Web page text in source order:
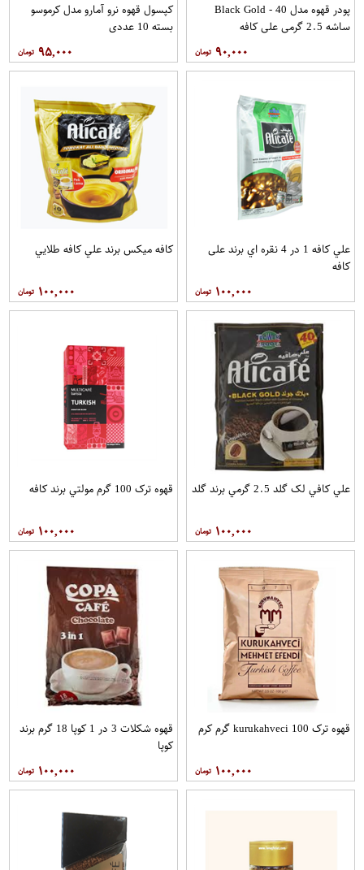
پودر قهوه مدل Black Gold - 40
ساشه 2.5 گرمی علی کافه
۹۰,۰۰۰
کپسول قهوه نرو آمارو مدل کرموسو
بسته 10 عددی
۹۵,۰۰۰
علي کافه 1 در 4 نقره اي برند علی
کافه
۱۰۰,۰۰۰
کافه میکس برند علي کافه طلايي
۱۰۰,۰۰۰
علي کافي لک گلد 2.5 گرمي برند گلد
۱۰۰,۰۰۰
قهوه ترک 100 گرم مولتي برند کافه
۱۰۰,۰۰۰
قهوه ترک kurukahveci 100 گرم کرم
۱۰۰,۰۰۰
قهوه شکلات 3 در 1 کوپا 18 گرم برند
کوپا
۱۰۰,۰۰۰